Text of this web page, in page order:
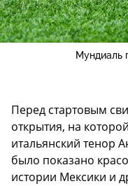
Мундиаль
Перед стартовым
открытия, на
итальянский тенор
было показано
истории Мексики и